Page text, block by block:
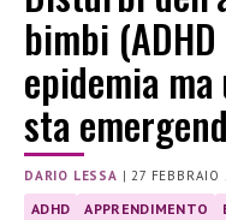
bimbi
epidemia
sta
DARIO LESSA |27 FEBBRAIO
ADHD APPRENDIMENTO